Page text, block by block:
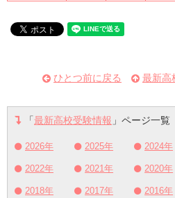
ひとつ前に戻る 最新高
「最新高校受験情報 」ページ一覧
2026年 2025年 2024年
2022年 2021年 2020年
2018年 2017年 2016年